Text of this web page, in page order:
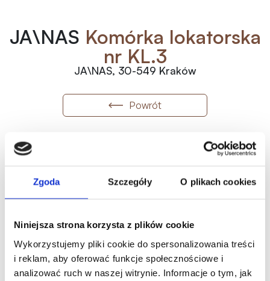
Zgoda Szczegóły O plikach cookies
Niniejsza strona korzysta z plików cookie
Wykorzystujemy pliki cookie do spersonalizowania treści
i reklam, aby oferować funkcje społecznościowe i
analizować ruch w naszej witrynie. Informacje o tym, jak
JA\NAS Komórka lokatorska
nr KL.3
JA\NAS, 30-549 Kraków
Powrót
Metraż
9.03m Wolne 15 000 zł/m2
135 450.00
Oferta indywidualna
Karta mieszkania